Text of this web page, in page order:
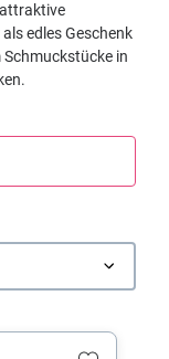
edles Geschenk
in